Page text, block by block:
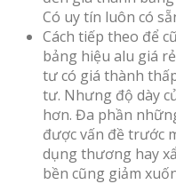
Có uy tín luôn có
Cách tiếp theo để
bảng hiệu alu giá
tư có giá thành
tư. Nhưng độ dày
hơn. Đa phần
được vấn đề trước
dụng thương hay
bền cũng giảm